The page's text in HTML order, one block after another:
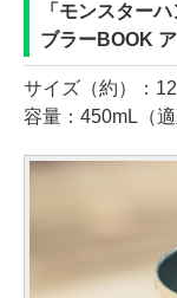
「モンスター
ブラーBOOK ア
サイズ（約）：
容量：450mL（適